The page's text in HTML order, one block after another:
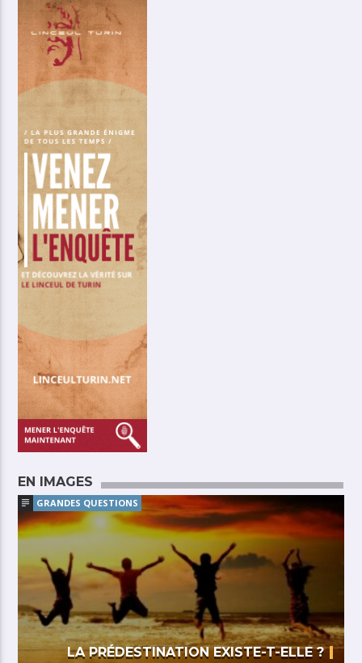
EN IMAGES
GRANDES QUESTIONS
LA PRÉDESTINATION EXISTE-T-ELLE ?